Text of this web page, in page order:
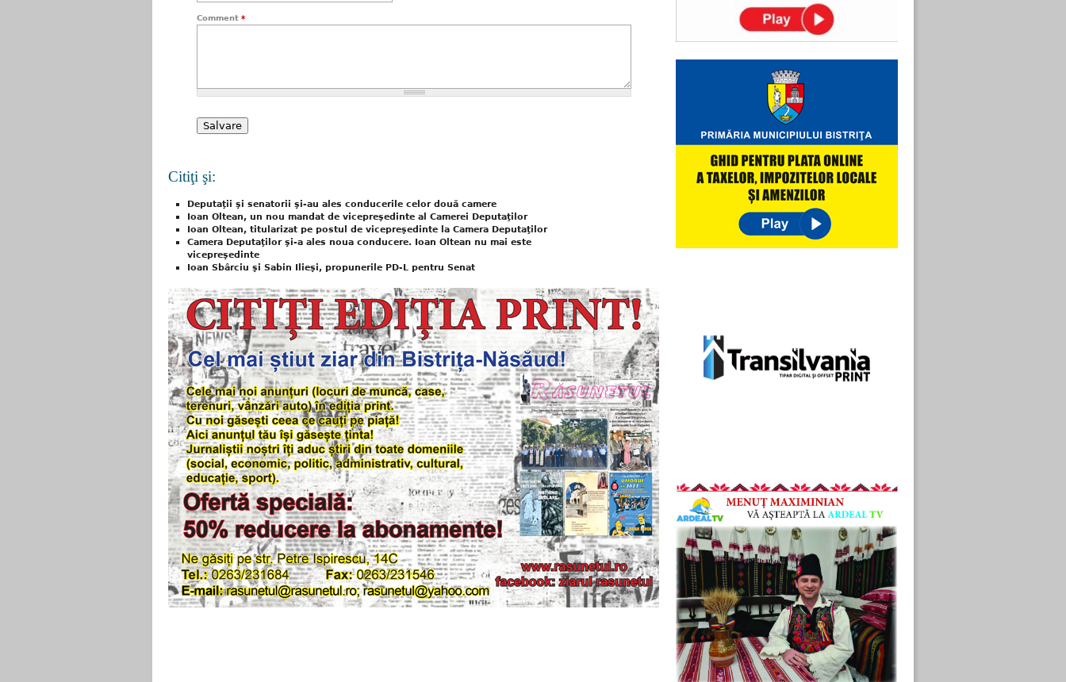
Comment *
Citiţi şi:
Deputaţii şi senatorii şi-au ales conducerile celor două camere
Ioan Oltean, un nou mandat de vicepreşedinte al Camerei Deputaţilor
Ioan Oltean, titularizat pe postul de vicepreşedinte la Camera Deputaţilor
Camera Deputaţilor şi-a ales noua conducere. Ioan Oltean nu mai este
vicepreşedinte
Ioan Sbârciu şi Sabin Ilieşi, propunerile PD-L pentru Senat